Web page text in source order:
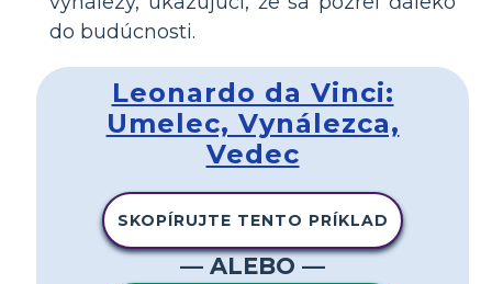
do budúcnosti.
Leonardo da Vinci:
Umelec, Vynálezca,
Vedec
SKOPÍRUJTE TENTO PRÍKLAD
— ALEBO —